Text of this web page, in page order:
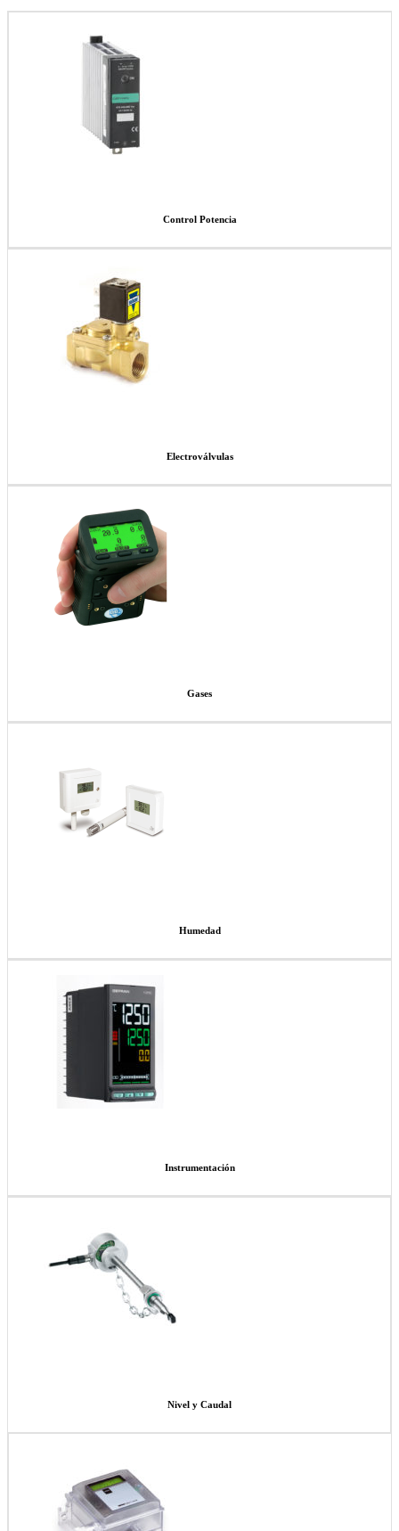
Control Potencia
Electroválvulas
Gases
Humedad
Instrumentación
Nivel y Caudal